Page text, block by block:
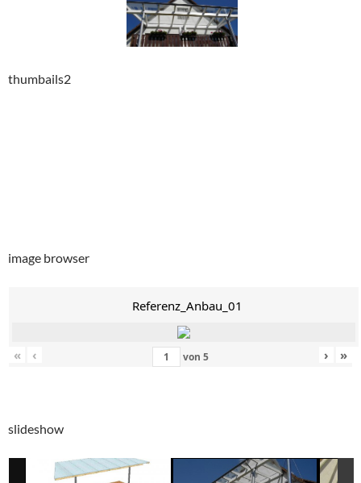
thumbails2
image browser
Referenz_Anbau_01
« ‹ von 5 › »
slideshow